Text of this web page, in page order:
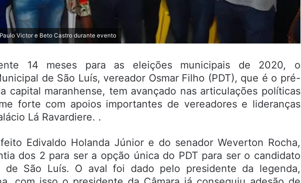
Victor e Beto Castro durante evento
14 meses para as eleições municipais de 2020, o
de São Luís, vereador Osmar Filho (PDT), que é o pré-
capital maranhense, tem avançado nas articulações políticas
forte com apoios importantes de vereadores e lideranças
Lá Ravardiere. .
Edivaldo Holanda Júnior e do senador Weverton Rocha,
dos 2 para ser a opção única do PDT para ser o candidato
de São Luís. O aval foi dado pelo presidente da legenda,